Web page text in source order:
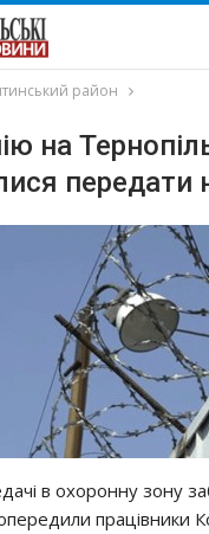
район
на
передати
в охоронну зону
працівники